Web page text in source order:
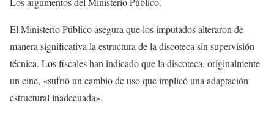
El Ministerio Público asegura que los imputados alteraron de
manera significativa la estructura de la discoteca sin supervisión
técnica. Los fiscales han indicado que la discoteca, originalmente
un cine, «sufrió un cambio de uso que implicó una adaptación
estructural inadecuada».